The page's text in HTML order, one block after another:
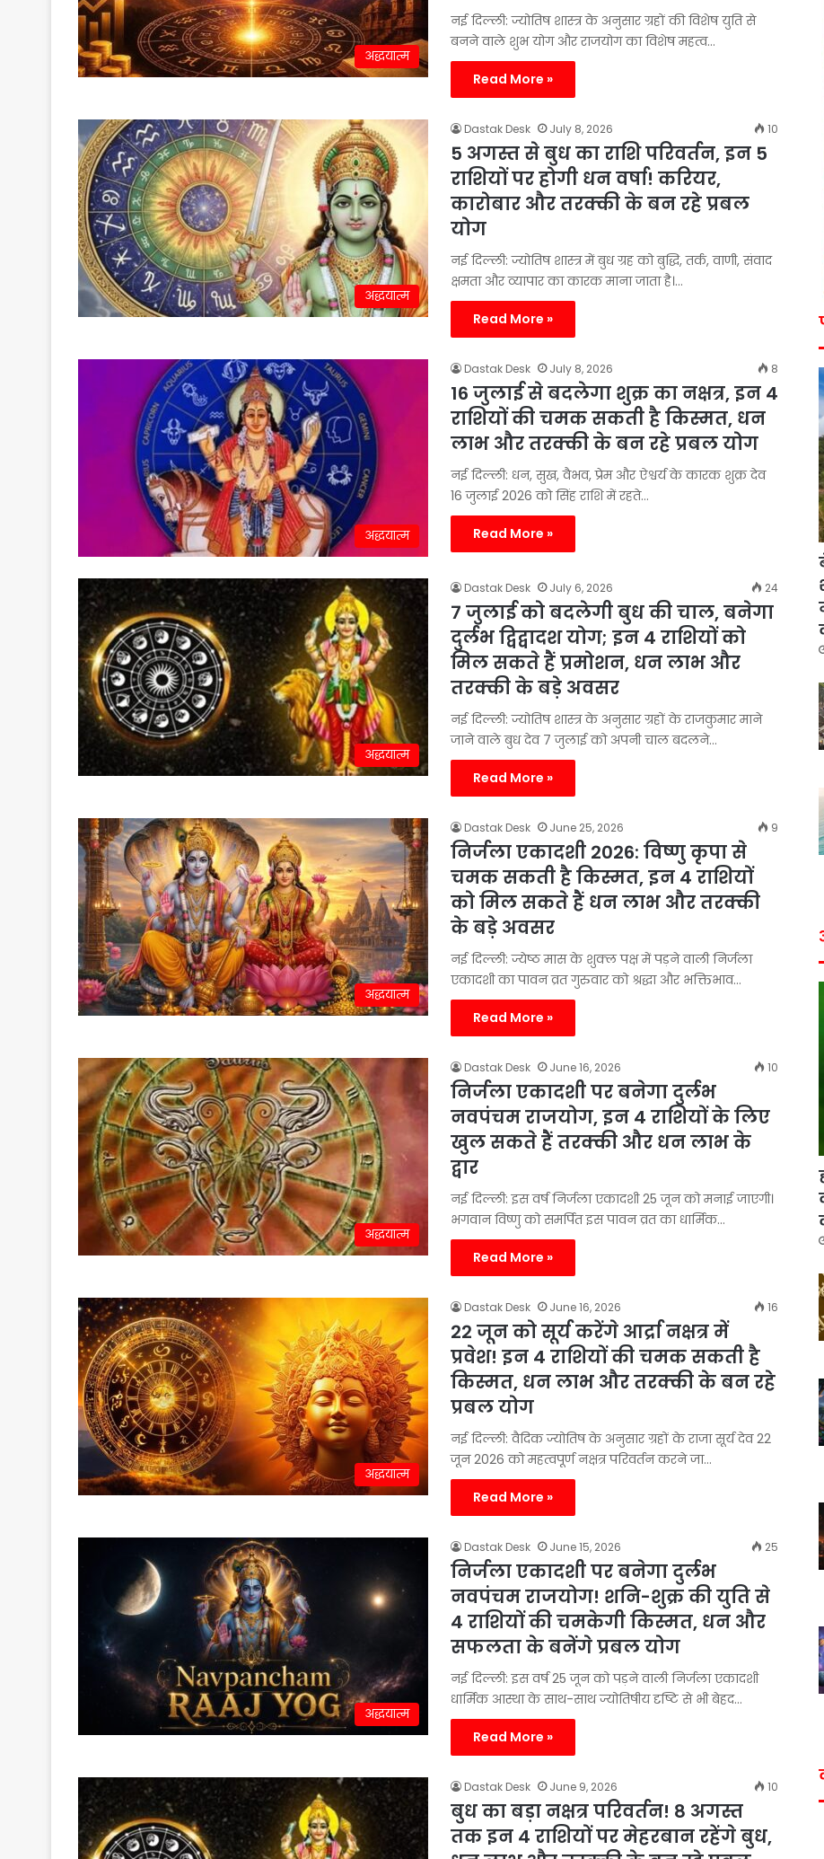
अद्धयात्म
नई दिल्ली: ज्योतिष शास्त्र के अनुसार ग्रहों की विशेष युति से
बनने वाले शुभ योग और राजयोग का विशेष महत्व…
Read More »
अद्धयात्म
Dastak Desk July 8, 2026 10
5 अगस्त से बुध का राशि परिवर्तन, इन 5
राशियों पर होगी धन वर्षा! करियर,
कारोबार और तरक्की के बन रहे प्रबल
योग
नई दिल्ली: ज्योतिष शास्त्र में बुध ग्रह को बुद्धि, तर्क, वाणी, संवाद
क्षमता और व्यापार का कारक माना जाता है।…
Read More »
अद्धयात्म
Dastak Desk July 8, 2026 8
16 जुलाई से बदलेगा शुक्र का नक्षत्र, इन 4
राशियों की चमक सकती है किस्मत, धन
लाभ और तरक्की के बन रहे प्रबल योग
नई दिल्ली: धन, सुख, वैभव, प्रेम और ऐश्वर्य के कारक शुक्र देव
16 जुलाई 2026 को सिंह राशि में रहते…
Read More »
अद्धयात्म
Dastak Desk July 6, 2026 24
7 जुलाई को बदलेगी बुध की चाल, बनेगा
दुर्लभ द्विद्वादश योग; इन 4 राशियों को
मिल सकते हैं प्रमोशन, धन लाभ और
तरक्की के बड़े अवसर
नई दिल्ली: ज्योतिष शास्त्र के अनुसार ग्रहों के राजकुमार माने
जाने वाले बुध देव 7 जुलाई को अपनी चाल बदलने…
Read More »
अद्धयात्म
Dastak Desk June 25, 2026 9
निर्जला एकादशी 2026: विष्णु कृपा से
चमक सकती है किस्मत, इन 4 राशियों
को मिल सकते हैं धन लाभ और तरक्की
के बड़े अवसर
नई दिल्ली: ज्येष्ठ मास के शुक्ल पक्ष में पड़ने वाली निर्जला
एकादशी का पावन व्रत गुरुवार को श्रद्धा और भक्तिभाव…
Read More »
अद्धयात्म
Dastak Desk June 16, 2026 10
निर्जला एकादशी पर बनेगा दुर्लभ
नवपंचम राजयोग, इन 4 राशियों के लिए
खुल सकते हैं तरक्की और धन लाभ के
द्वार
नई दिल्ली: इस वर्ष निर्जला एकादशी 25 जून को मनाई जाएगी।
भगवान विष्णु को समर्पित इस पावन व्रत का धार्मिक…
Read More »
अद्धयात्म
Dastak Desk June 16, 2026 16
22 जून को सूर्य करेंगे आर्द्रा नक्षत्र में
प्रवेश! इन 4 राशियों की चमक सकती है
किस्मत, धन लाभ और तरक्की के बन रहे
प्रबल योग
नई दिल्ली: वैदिक ज्योतिष के अनुसार ग्रहों के राजा सूर्य देव 22
जून 2026 को महत्वपूर्ण नक्षत्र परिवर्तन करने जा…
Read More »
अद्धयात्म
Dastak Desk June 15, 2026 25
निर्जला एकादशी पर बनेगा दुर्लभ
नवपंचम राजयोग! शनि-शुक्र की युति से
4 राशियों की चमकेगी किस्मत, धन और
सफलता के बनेंगे प्रबल योग
नई दिल्ली: इस वर्ष 25 जून को पड़ने वाली निर्जला एकादशी
धार्मिक आस्था के साथ-साथ ज्योतिषीय दृष्टि से भी बेहद…
Read More »
Dastak Desk June 9, 2026 10
बुध का बड़ा नक्षत्र परिवर्तन! 8 अगस्त
तक इन 4 राशियों पर मेहरबान रहेंगे बुध,